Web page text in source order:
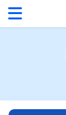
Giordania